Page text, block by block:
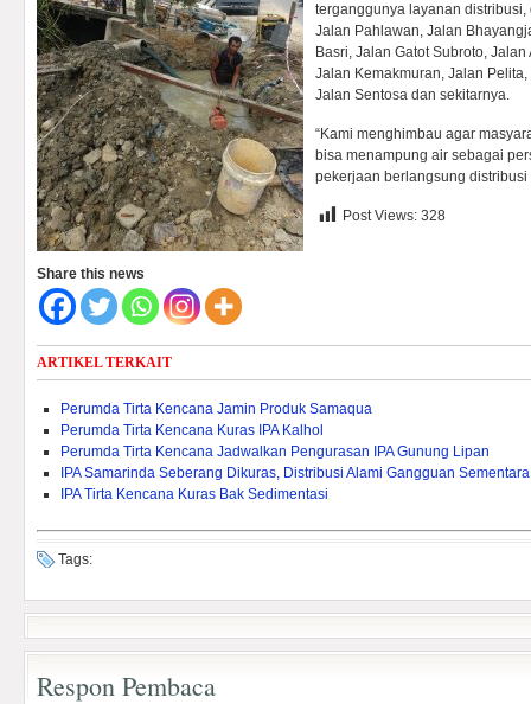
terganggunya layanan
Jalan Pahlawan, Jalan
Basri, Jalan Gatot Subroto,
Jalan Kemakmuran, Jalan
Jalan Sentosa dan sekitarnya.
“Kami menghimbau agar
bisa menampung air sebagai
pekerjaan berlangsung
Post Views: 328
Share this news
ARTIKEL TERKAIT
Perumda Tirta Kencana Jamin Produk Samaqua
Perumda Tirta Kencana Kuras IPA Kalhol
Perumda Tirta Kencana Jadwalkan Pengurasan IPA Gunung Lipan
IPA Samarinda Seberang Dikuras, Distribusi Alami Gangguan Sementara
IPA Tirta Kencana Kuras Bak Sedimentasi
Tags:
Respon Pembaca